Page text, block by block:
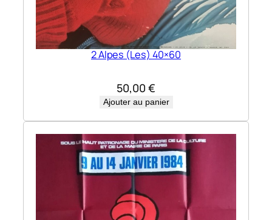
2 Alpes (Les) 40×60
50,00 €
Ajouter au panier